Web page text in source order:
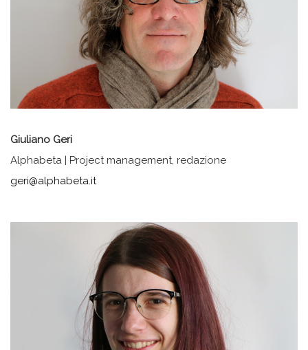
Giuliano Geri
Alphabeta | Project management, redazione
geri@alphabeta.it